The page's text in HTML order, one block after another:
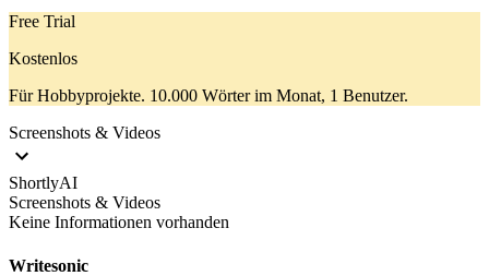
Free Trial
Kostenlos
Für Hobbyprojekte. 10.000 Wörter im Monat, 1 Benutzer.
Screenshots & Videos
ShortlyAI
Screenshots & Videos
Keine Informationen vorhanden
Writesonic